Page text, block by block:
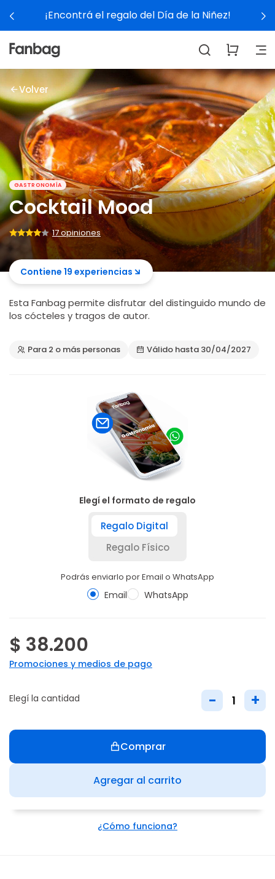
¡Encontrá el regalo del Día de la Niñez!
Volver
GASTRONOMÍA
Cocktail Mood
17 opiniones
Contiene 19 experiencias
Esta Fanbag permite disfrutar del distinguido mundo de
los cócteles y tragos de autor.
Para 2 o más personas Válido hasta 30/04/2027
Elegí el formato de regalo
Regalo Digital
Regalo Físico
Podrás enviarlo por Email o WhatsApp
Email WhatsApp
$ 38.200
Promociones y medios de pago
Elegí la cantidad - +
Agregar al carrito
Comprar
¿Cómo funciona?